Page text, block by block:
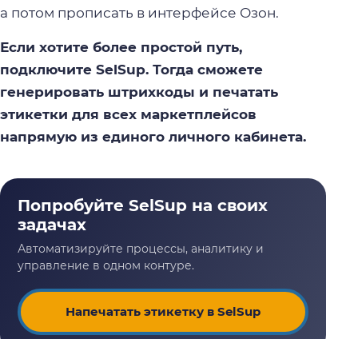
а потом прописать в интерфейсе Озон.
Если хотите более простой путь,
подключите SelSup. Тогда сможете
генерировать штрихкоды и печатать
этикетки для всех маркетплейсов
напрямую из единого личного кабинета.
Напечатать этикетку в SelSup